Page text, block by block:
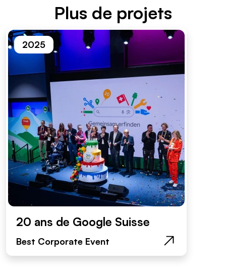
Plus de projets
2025
20 ans de Google Suisse
Best Corporate Event